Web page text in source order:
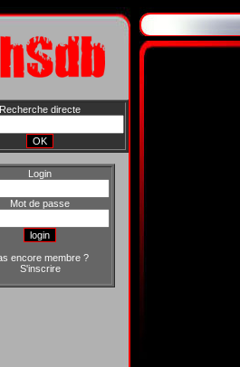
Recherche directe
Login
Mot de passe
encore membre ?
S'inscrire